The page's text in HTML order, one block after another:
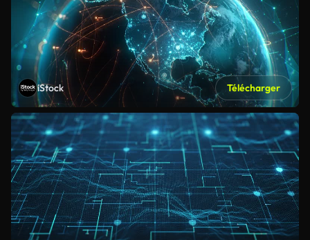
iStock Télécharger